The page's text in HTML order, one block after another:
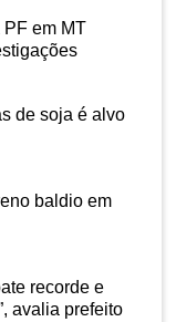
PF em MT
de soja é alvo
baldio em
recorde e
avalia prefeito